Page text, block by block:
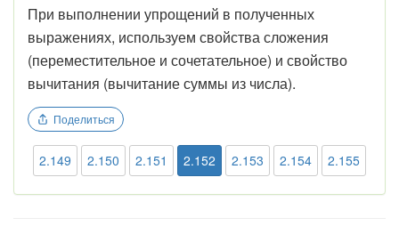
При выполнении упрощений в полученных
выражениях, используем свойства сложения
(переместительное и сочетательное) и свойство
вычитания (вычитание суммы из числа).
Поделиться
2.149 2.150 2.151 2.152 2.153 2.154 2.155